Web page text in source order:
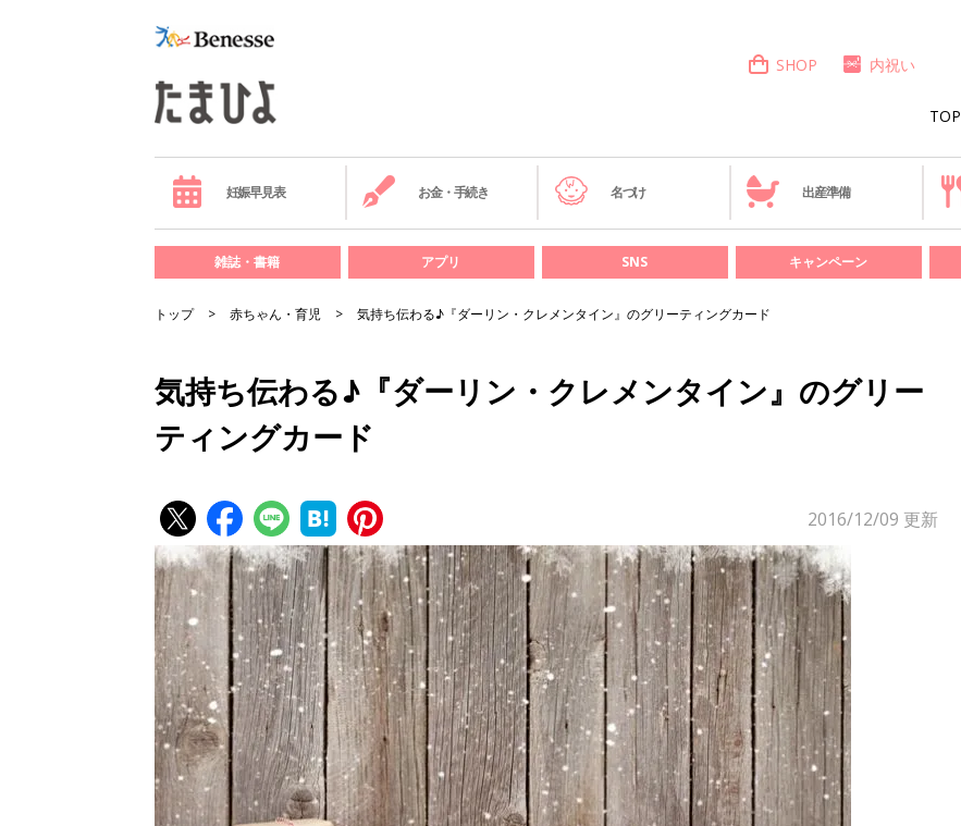
TOP
SHOP 内祝い
妊娠早見表 お金・手続き 名づけ 出産準備
雑誌・書籍 アプリ SNS キャンペーン
トップ 赤ちゃん・育児 気持ち伝わる♪『ダーリン・クレメンタイン』のグリーティングカード
気持ち伝わる♪『ダーリン・クレメンタイン』のグリー
ティングカード
2016/12/09 更新